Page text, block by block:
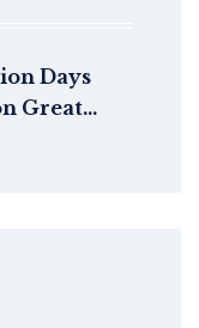
Days
Great